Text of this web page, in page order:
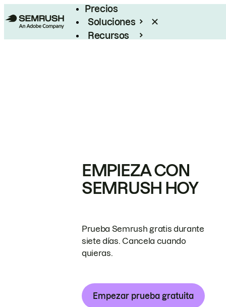
Precios
Soluciones
Recursos
EMPIEZA CON
SEMRUSH HOY
Prueba Semrush gratis durante
siete días. Cancela cuando
quieras.
Empezar prueba gratuita